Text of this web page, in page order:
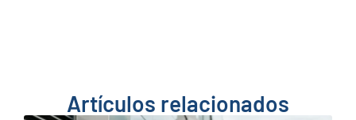
Artículos relacionados